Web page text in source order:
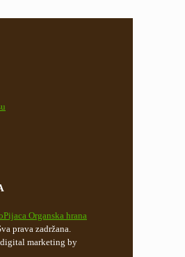
prava zadržana.
marketing by